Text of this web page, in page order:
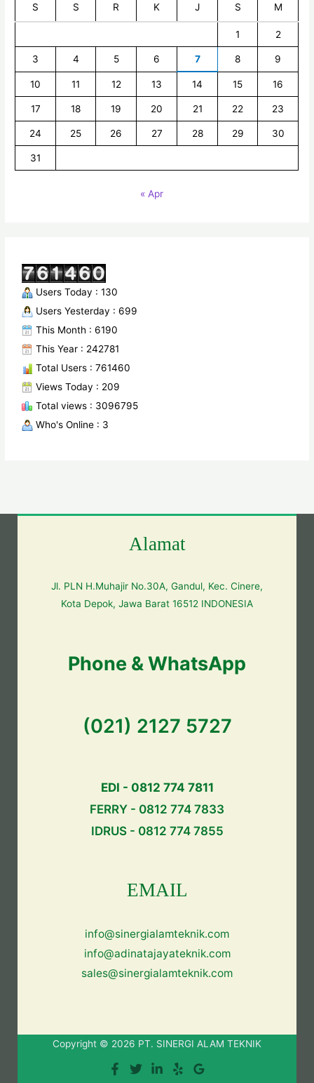
S S R K J S M
1 2
3 4 5 6 7 8 9
10 11 12 13 14 15 16
17 18 19 20 21 22 23
24 25 26 27 28 29 30
31
« Apr
Users Today : 130
Users Yesterday : 699
This Month : 6190
This Year : 242781
Total Users : 761460
Views Today : 209
Total views : 3096795
Who's Online : 3
Alamat
Jl. PLN H.Muhajir No.30A, Gandul, Kec. Cinere,
Kota Depok, Jawa Barat 16512 INDONESIA
Phone & WhatsApp
(021) 2127 5727
EDI - 0812 774 7811
FERRY - 0812 774 7833
IDRUS - 0812 774 7855
EMAIL
info@sinergialamteknik.com
info@adinatajayateknik.com
sales@sinergialamteknik.com
Copyright © 2026 PT. SINERGI ALAM TEKNIK